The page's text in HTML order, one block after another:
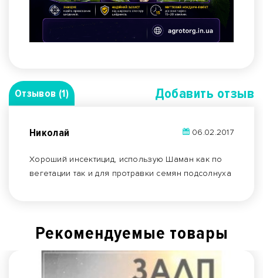
Отзывов (1) Добавить отзыв
Николай 06.02.2017
Хороший инсектицид, использую Шаман как по
вегетации так и для протравки семян подсолнуха
Рекомендуемые товары